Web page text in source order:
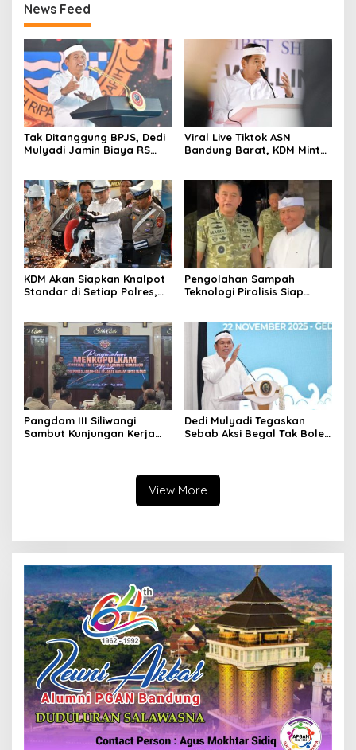
News Feed
Tak Ditanggung BPJS, Dedi
Mulyadi Jamin Biaya RS
Viral Live Tiktok ASN
Bandung Barat, KDM Minta
KDM Akan Siapkan Knalpot
Standar di Setiap Polres,
Pengolahan Sampah
Teknologi Pirolisis Siap
Barat
Pangdam III Siliwangi
Sambut Kunjungan Kerja
Dedi Mulyadi Tegaskan
Sebab Aksi Begal Tak Boleh
View More